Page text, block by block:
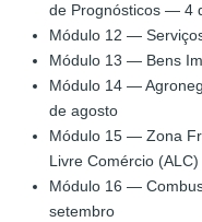
de Prognósticos — 4
Módulo 12 —
Módulo 13 — Bens
Módulo 14 —
de agosto
Módulo 15 — Zona
Livre Comércio
Módulo 16 —
setembro